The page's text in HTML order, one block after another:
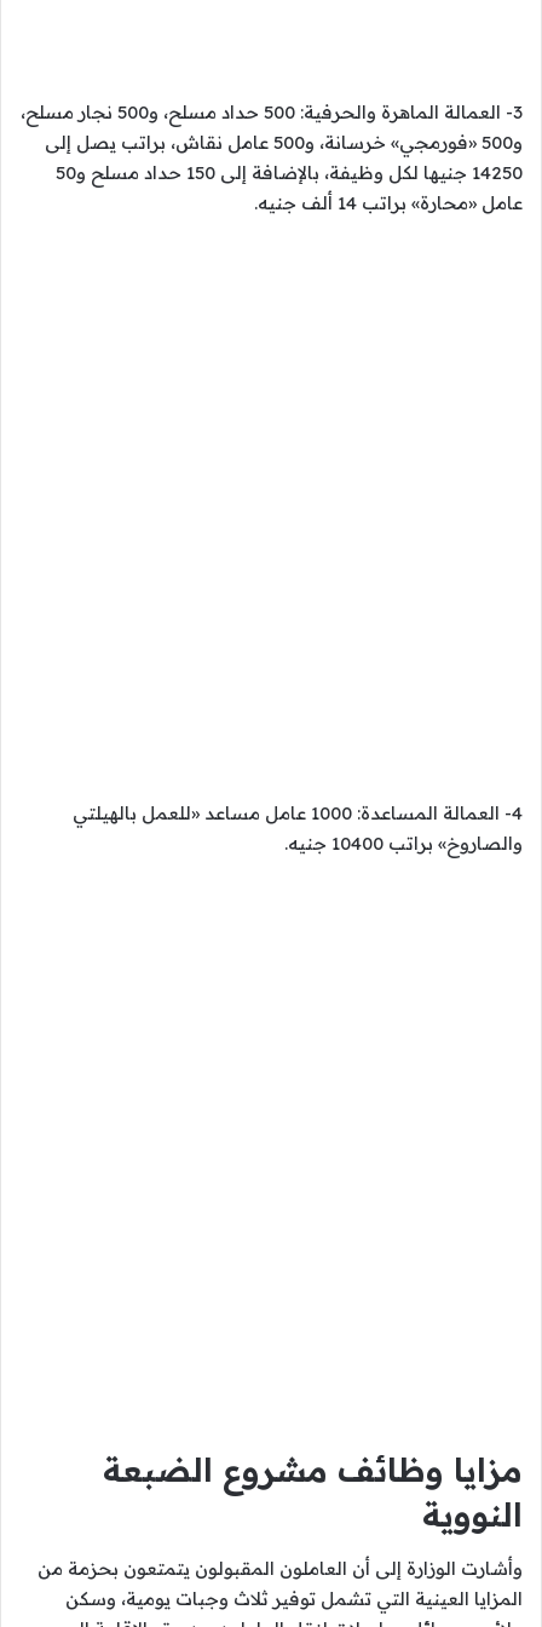
3- العمالة الماهرة والحرفية: 500 حداد مسلح، و500 نجار مسلح،
و500 «فورمجي» خرسانة، و500 عامل نقاش، براتب يصل إلى
14250 جنيها لكل وظيفة، بالإضافة إلى 150 حداد مسلح و50
عامل «محارة» براتب 14 ألف جنيه.
4- العمالة المساعدة: 1000 عامل مساعد «للعمل بالهيلتي
والصاروخ» براتب 10400 جنيه.
مزايا وظائف مشروع الضبعة
النووية
وأشارت الوزارة إلى أن العاملون المقبولون يتمتعون بحزمة من
المزايا العينية التي تشمل توفير ثلاث وجبات يومية، وسكن